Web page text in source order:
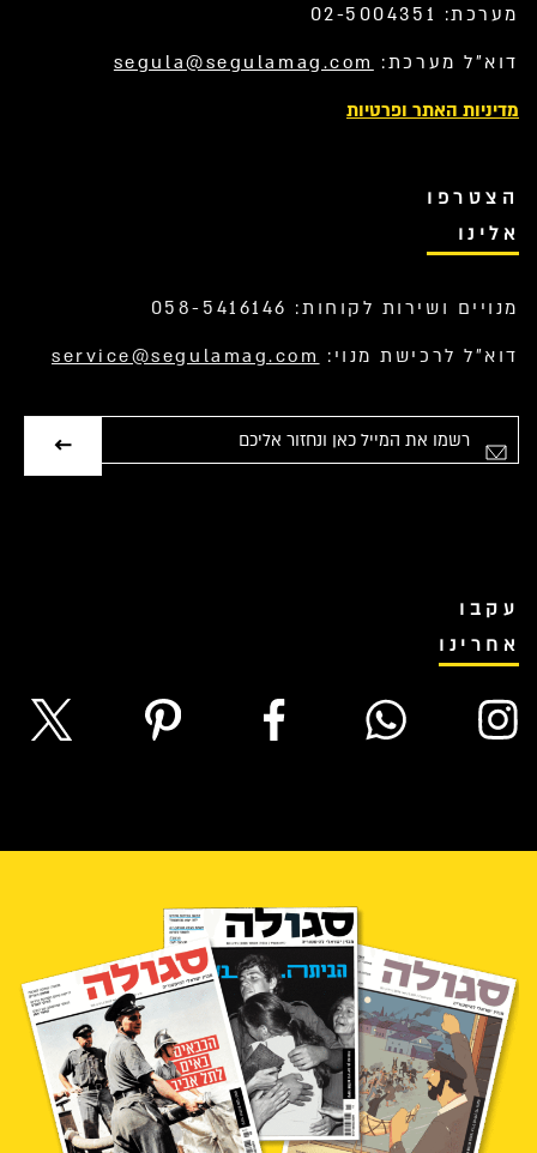
מערכת: 02-5004351
דוא”ל מערכת: segula@segulamag.com
מדיניות האתר ופרטיות
הצטרפו
אלינו
מנויים ושירות לקוחות: 058-5416146
דוא”ל לרכישת מנוי: service@segulamag.com
עקבו
אחרינו